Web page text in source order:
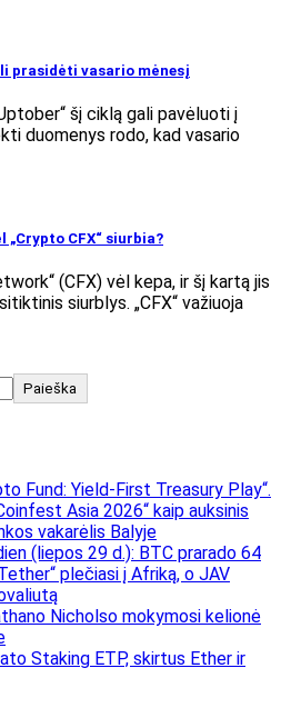
prasidėti vasario mėnesį
šį ciklą gali pavėluoti į
duomenys rodo, kad vasario
CFX“ siurbia?
(CFX) vėl kepa, ir šį kartą jis
siurblys. „CFX“ važiuoja
Paieška
Fund: Yield-First Treasury Play“.
Asia 2026“ kaip auksinis
vakarėlis Balyje
(liepos 29 d.): BTC prarado 64
plečiasi į Afriką, o JAV
Nicholso mokymosi kelionė
Staking ETP, skirtus Ether ir